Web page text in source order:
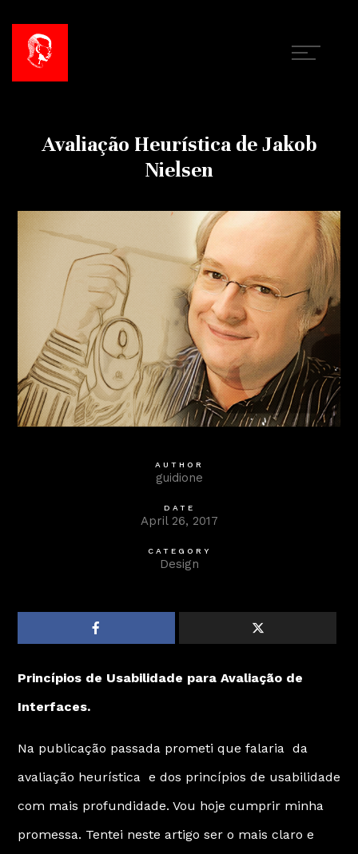
Avaliação Heurística de Jakob
Nielsen
AUTHOR
guidione
DATE
April 26, 2017
CATEGORY
Design
Princípios de Usabilidade para Avaliação de
Interfaces.
Na publicação passada prometi que falaria da
avaliação heurística e dos princípios de usabilidade
com mais profundidade. Vou hoje cumprir minha
promessa. Tentei neste artigo ser o mais claro e